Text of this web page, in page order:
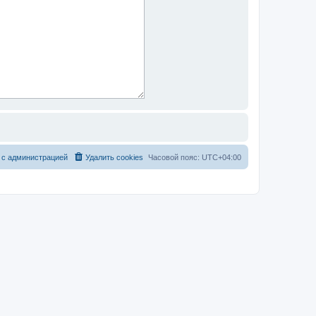
Часовой пояс: UTC+04:00
Удалить cookies
администрацией